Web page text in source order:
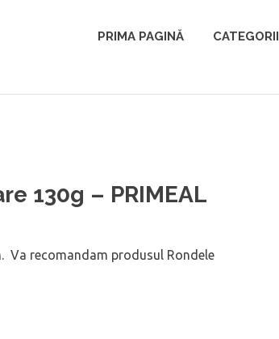
PRIMA PAGINĂ CATEGORII
130g – PRIMEAL
Va recomandam produsul Rondele